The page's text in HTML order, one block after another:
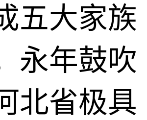
五大家族
永年鼓吹
北省极具